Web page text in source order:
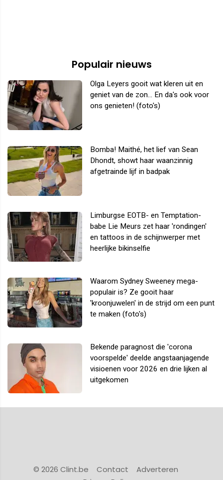
Populair nieuws
Olga Leyers gooit wat kleren uit en
geniet van de zon... En da's ook voor
ons genieten! (foto's)
Bomba! Maithé, het lief van Sean
Dhondt, showt haar waanzinnig
afgetrainde lijf in badpak
Limburgse EOTB- en Temptation-
babe Lie Meurs zet haar 'rondingen'
en tattoos in de schijnwerper met
heerlijke bikinselfie
Waarom Sydney Sweeney mega-
populair is? Ze gooit haar
'kroonjuwelen' in de strijd om een punt
te maken (foto's)
Bekende paragnost die 'corona
voorspelde' deelde angstaanjagende
visioenen voor 2026 en drie lijken al
uitgekomen
© 2026 Clint.be Contact
Adverteren